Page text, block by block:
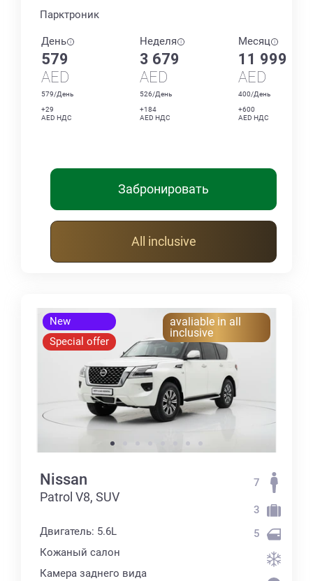
Парктроник
День
579
AED
579/День
+29
AED НДС
Неделя
3 679
AED
526/День
+184
AED НДС
Месяц
11 999
AED
400/День
+600
AED НДС
Забронировать
All inclusive
New
Special offer
avaliable in all
inclusive
Nissan
Patrol V8, SUV
Двигатель: 5.6L
Кожаный салон
Камера заднего вида
7
3
5